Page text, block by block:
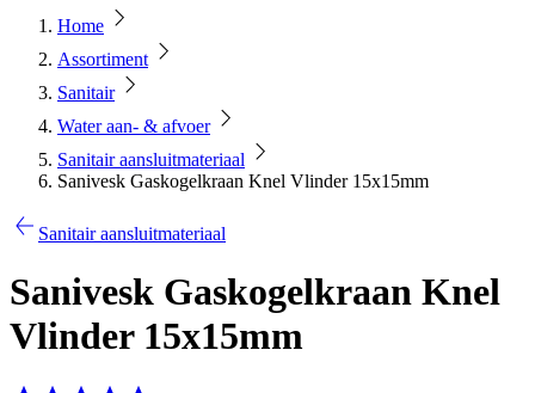
Home
Assortiment
Sanitair
Water aan- & afvoer
Sanitair aansluitmateriaal
Sanivesk Gaskogelkraan Knel Vlinder 15x15mm
Sanitair aansluitmateriaal
Sanivesk Gaskogelkraan Knel
Vlinder 15x15mm